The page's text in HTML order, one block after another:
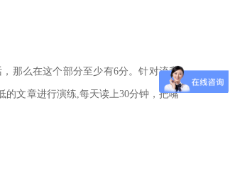
那么在这个部分至少有6分。针对流利
的文章进行演练,每天读上30分钟，把嘴